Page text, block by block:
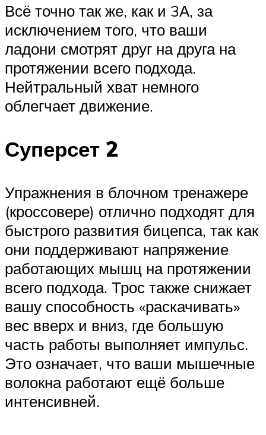
Всё точно так же, как и 3А, за
исключением того, что ваши
ладони смотрят друг на друга на
протяжении всего подхода.
Нейтральный хват немного
облегчает движение.
Суперсет 2
Упражнения в блочном тренажере
(кроссовере) отлично подходят для
быстрого развития бицепса, так как
они поддерживают напряжение
работающих мышц на протяжении
всего подхода. Трос также снижает
вашу способность «раскачивать»
вес вверх и вниз, где большую
часть работы выполняет импульс.
Это означает, что ваши мышечные
волокна работают ещё больше
интенсивней.